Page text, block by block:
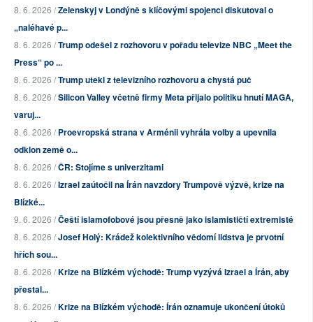
8. 6. 2026 /Zelenskyj v Londýně s klíčovými spojenci diskutoval o
„naléhavé p...
8. 6. 2026 /Trump odešel z rozhovoru v pořadu televize NBC „Meet the
Press“ po ...
8. 6. 2026 /Trump utekl z televizního rozhovoru a chystá puč
8. 6. 2026 /Silicon Valley včetně firmy Meta přijalo politiku hnutí MAGA,
varuj...
8. 6. 2026 /Proevropská strana v Arménii vyhrála volby a upevnila
odklon země o...
8. 6. 2026 /ČR: Stojíme s univerzitami
8. 6. 2026 /Izrael zaútočil na Írán navzdory Trumpově výzvě, krize na
Blízké...
9. 6. 2026 /Čeští islamofobové jsou přesně jako islamističtí extremisté
8. 6. 2026 /Josef Holý: Krádež kolektivního vědomí lidstva je prvotní
hřích sou...
8. 6. 2026 /Krize na Blízkém východě: Trump vyzývá Izrael a Írán, aby
přestal...
8. 6. 2026 /Krize na Blízkém východě: Írán oznamuje ukončení útoků